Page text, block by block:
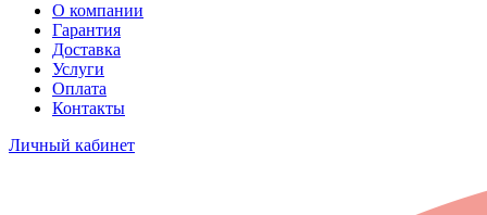
О компании
Гарантия
Доставка
Услуги
Оплата
Контакты
Личный кабинет